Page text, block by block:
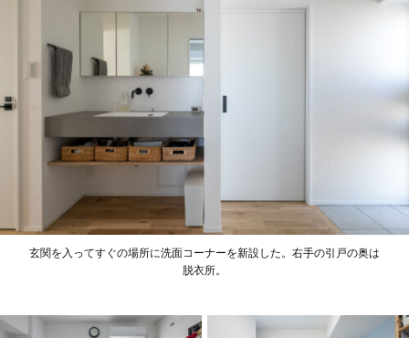
玄関を入ってすぐの場所に洗面コーナーを新設した。右手の引戸の奥は
脱衣所。